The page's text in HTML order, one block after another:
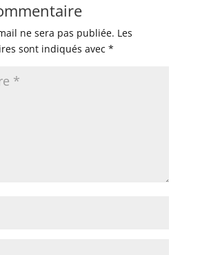
ne sera pas publiée. Les
sont indiqués avec *